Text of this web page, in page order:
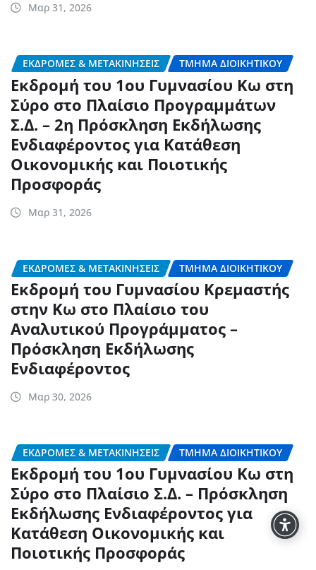
Μαρ 31, 2026
ΕΚΔΡΟΜΈΣ & ΜΕΤΑΚΙΝΉΣΕΙΣ ΤΜΉΜΑ ΔΙΟΙΚΗΤΙΚΟΎ
Εκδρομή του 1ου Γυμνασίου Κω στη
Σύρο στο Πλαίσιο Προγραμμάτων
Σ.Δ. – 2η Πρόσκληση Εκδήλωσης
Ενδιαφέροντος για Κατάθεση
Οικονομικής και Ποιοτικής
Προσφοράς
Μαρ 31, 2026
ΕΚΔΡΟΜΈΣ & ΜΕΤΑΚΙΝΉΣΕΙΣ ΤΜΉΜΑ ΔΙΟΙΚΗΤΙΚΟΎ
Εκδρομή του Γυμνασίου Κρεμαστής
στην Κω στο Πλαίσιο του
Αναλυτικού Προγράμματος –
Πρόσκληση Εκδήλωσης
Ενδιαφέροντος
Μαρ 30, 2026
ΕΚΔΡΟΜΈΣ & ΜΕΤΑΚΙΝΉΣΕΙΣ ΤΜΉΜΑ ΔΙΟΙΚΗΤΙΚΟΎ
Εκδρομή του 1ου Γυμνασίου Κω στη
Σύρο στο Πλαίσιο Σ.Δ. – Πρόσκληση
Εκδήλωσης Ενδιαφέροντος για
Κατάθεση Οικονομικής και
Ποιοτικής Προσφοράς